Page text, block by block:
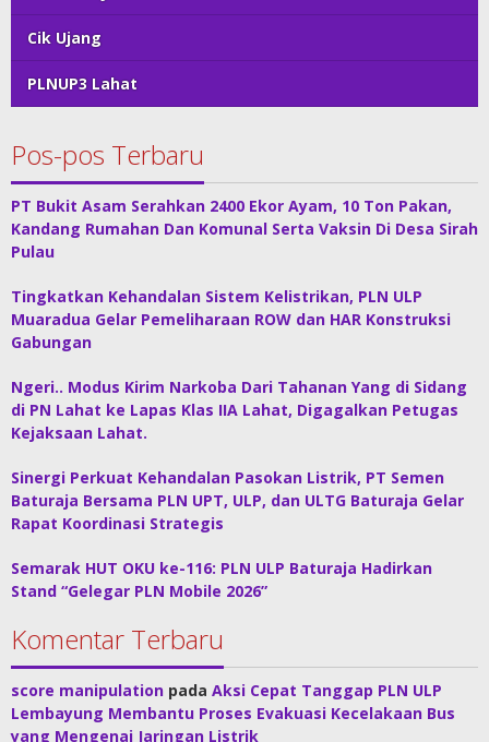
Cik Ujang
PLNUP3 Lahat
Pos-pos Terbaru
PT Bukit Asam Serahkan 2400 Ekor Ayam, 10 Ton Pakan,
Kandang Rumahan Dan Komunal Serta Vaksin Di Desa Sirah
Pulau
Tingkatkan Kehandalan Sistem Kelistrikan, PLN ULP
Muaradua Gelar Pemeliharaan ROW dan HAR Konstruksi
Gabungan
Ngeri.. Modus Kirim Narkoba Dari Tahanan Yang di Sidang
di PN Lahat ke Lapas Klas IIA Lahat, Digagalkan Petugas
Kejaksaan Lahat.
Sinergi Perkuat Kehandalan Pasokan Listrik, PT Semen
Baturaja Bersama PLN UPT, ULP, dan ULTG Baturaja Gelar
Rapat Koordinasi Strategis
Semarak HUT OKU ke-116: PLN ULP Baturaja Hadirkan
Stand “Gelegar PLN Mobile 2026”
Komentar Terbaru
score manipulation pada Aksi Cepat Tanggap PLN ULP
Lembayung Membantu Proses Evakuasi Kecelakaan Bus
yang Mengenai Jaringan Listrik